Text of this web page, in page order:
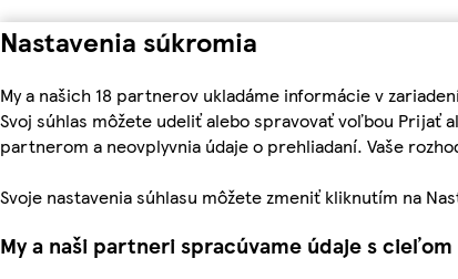
Nastavenia súkromia
My a našich 18 partnerov ukladáme informácie v
Svoj súhlas môžete udeliť alebo spravovať voľbou Prijať
partnerom a neovplyvnia údaje o prehliadaní. Vaše
Svoje nastavenia súhlasu môžete zmeniť kliknutím na
My a naši partneri spracúvame údaje s cieľom